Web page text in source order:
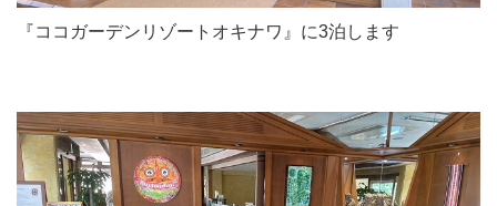
『ココガーデンリゾートオキナワ』に3泊します